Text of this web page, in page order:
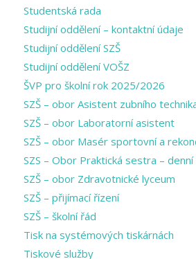
Studentská rada
Studijní oddělení – kontaktní údaje
Studijní oddělení SZŠ
Studijní oddělení VOŠZ
ŠVP pro školní rok 2025/2026
SZŠ – obor Asistent zubního
SZŠ – obor Laboratorní asistent
SZŠ – obor Masér sportovní a
SZS – Obor Praktická sestra –
SZŠ – obor Zdravotnické lyceum
SZŠ – přijímací řízení
SZŠ – školní řád
Tisk na systémových tiskárnách
Tiskové služby